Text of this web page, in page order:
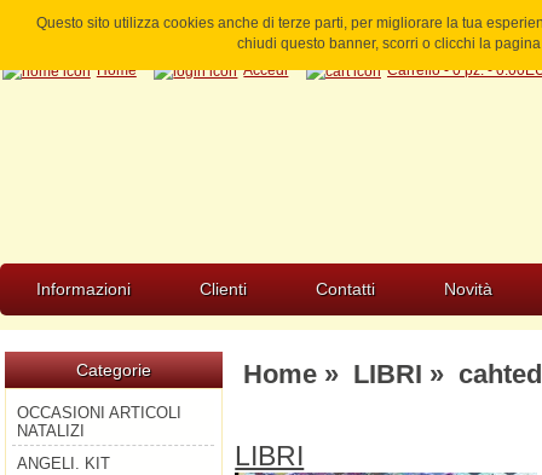
Questo sito utilizza cookies anche di terze parti, per migliorare la tua
chiudi questo banner, scorri o clicchi la
Home
Accedi Carrello - 0 pz. -
Informazioni Clienti Contatti Novità
Categorie
OCCASIONI ARTICOLI
NATALIZI
ANGELI. KIT
Home» LIBRI »
LIBRI